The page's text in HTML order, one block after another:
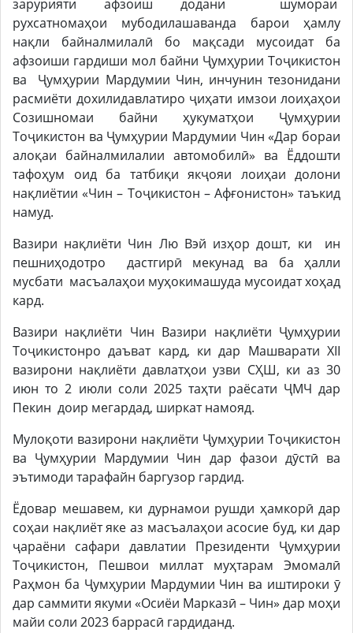
зарурияти афзоиш додани шумораи
рухсатномаҳои мубодилашаванда барои ҳамлу
нақли байналмилалӣ бо мақсади мусоидат ба
афзоиши гардиши мол байни Ҷумҳурии Тоҷикистон
ва Ҷумҳурии Мардумии Чин, инчунин тезонидани
расмиёти дохилидавлатиро ҷиҳати имзои лоиҳаҳои
Созишномаи байни ҳукуматҳои Ҷумҳурии
Тоҷикистон ва Ҷумҳурии Мардумии Чин «Дар бораи
алоқаи байналмилалии автомобилӣ» ва Ёддошти
тафоҳум оид ба татбиқи якҷояи лоиҳаи долони
нақлиётии «Чин – Тоҷикистон – Афғонистон» таъкид
намуд.
Вазири нақлиёти Чин Лю Вэй изҳор дошт, ки ин
пешниҳодотро дастгирӣ мекунад ва ба ҳалли
мусбати масъалаҳои муҳокимашуда мусоидат хоҳад
кард.
Вазири нақлиёти Чин Вазири нақлиёти Ҷумҳурии
Тоҷикистонро даъват кард, ки дар Машварати XII
вазирони нақлиёти давлатҳои узви СҲШ, ки аз 30
июн то 2 июли соли 2025 таҳти раёсати ҶМЧ дар
Пекин доир мегардад, ширкат намояд.
Мулоқоти вазирони нақлиёти Ҷумҳурии Тоҷикистон
ва Ҷумҳурии Мардумии Чин дар фазои дӯстӣ ва
эътимоди тарафайн баргузор гардид.
Ёдовар мешавем, ки дурнамои рушди ҳамкорӣ дар
соҳаи нақлиёт яке аз масъалаҳои асосие буд, ки дар
ҷараёни сафари давлатии Президенти Ҷумҳурии
Тоҷикистон, Пешвои миллат муҳтарам Эмомалӣ
Раҳмон ба Ҷумҳурии Мардумии Чин ва иштироки ӯ
дар саммити якуми «Осиёи Марказӣ – Чин» дар моҳи
майи соли 2023 баррасӣ гардиданд.